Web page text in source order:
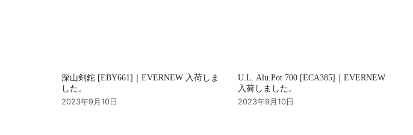
深山剣鉈 [EBY661]｜EVERNEW 入荷しま
した。
2023年9月10日
U.L. Alu.Pot 700 [ECA385]｜EVERNEW
入荷しました。
2023年9月10日